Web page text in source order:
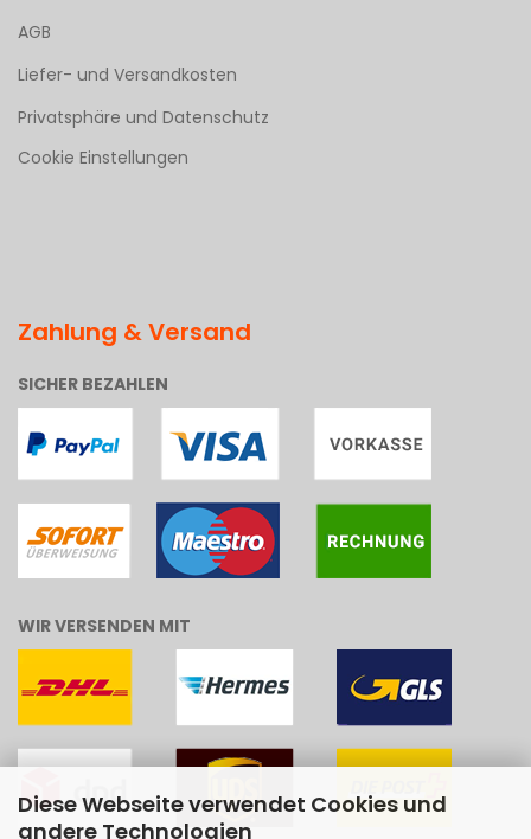
Diese Webseite verwendet Cookies und
andere Technologien
AGB
Liefer- und Versandkosten
Privatsphäre und Datenschutz
Cookie Einstellungen
Zahlung & Versand
SICHER BEZAHLEN
WIR VERSENDEN MIT